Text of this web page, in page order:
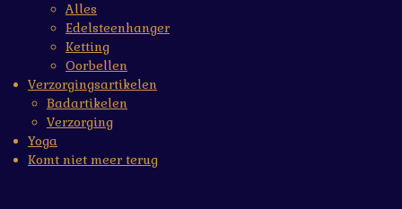
Alles
Edelsteenhanger
Ketting
Oorbellen
Verzorgingsartikelen
Badartikelen
Verzorging
Yoga
Komt niet meer terug